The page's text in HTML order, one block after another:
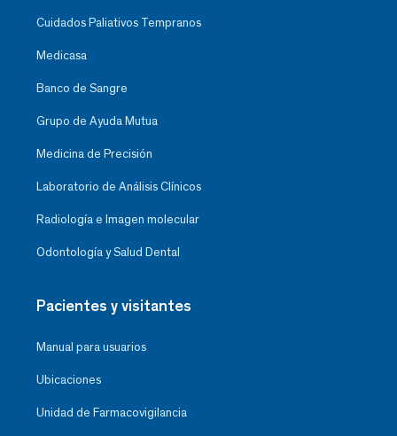
Cuidados Paliativos Tempranos
Medicasa
Banco de Sangre
Grupo de Ayuda Mutua
Medicina de Precisión
Laboratorio de Análisis Clínicos
Radiología e Imagen molecular
Odontología y Salud Dental
Pacientes y visitantes
Manual para usuarios
Ubicaciones
Unidad de Farmacovigilancia